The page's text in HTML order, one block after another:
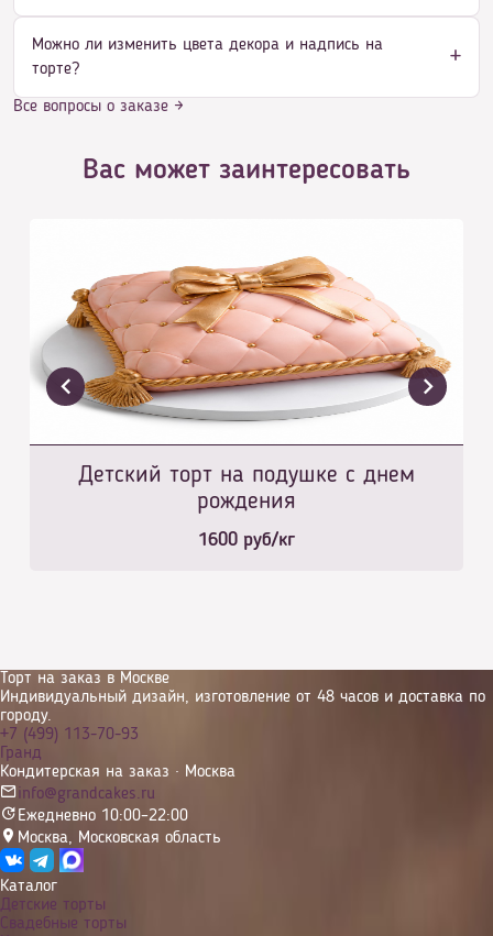
Можно ли изменить цвета декора и надпись на
торте?
Все вопросы о заказе →
Вас может заинтересовать
Детский торт на подушке с днем
рождения
1600 руб/кг
Торт на заказ в Москве
Индивидуальный дизайн, изготовление от 48 часов и доставка по
городу.
+7 (499) 113-70-93
Гранд
Кондитерская на заказ · Москва
info@grandcakes.ru
Ежедневно 10:00–22:00
Москва, Московская область
Каталог
Детские торты
Свадебные торты